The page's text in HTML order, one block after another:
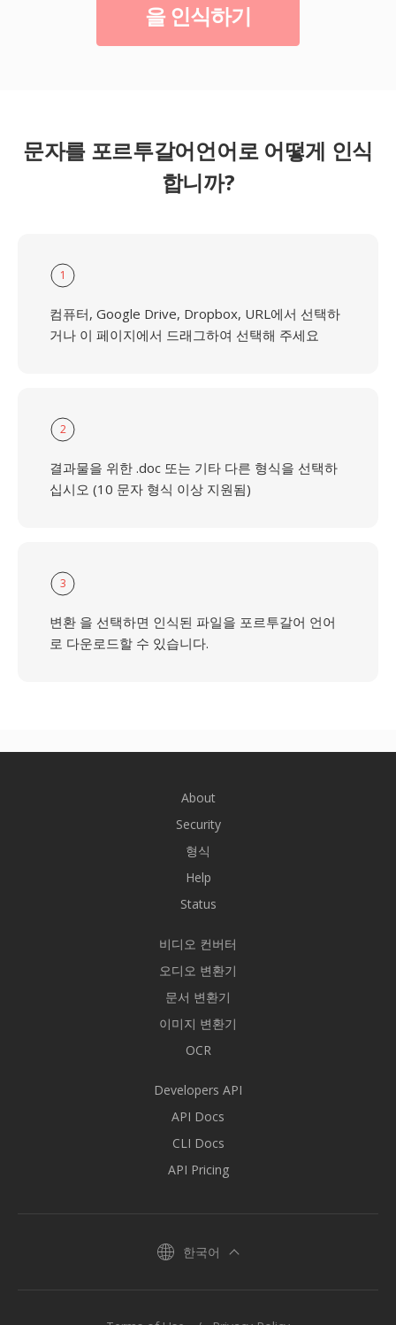
을 인식하기
문자를 포르투갈어언어로 어떻게 인식
합니까?
1
컴퓨터, Google Drive, Dropbox, URL에서 선택하
거나 이 페이지에서 드래그하여 선택해 주세요
2
결과물을 위한 .doc 또는 기타 다른 형식을 선택하
십시오 (10 문자 형식 이상 지원됨)
3
변환 을 선택하면 인식된 파일을 포르투갈어 언어
로 다운로드할 수 있습니다.
About
Security
형식
Help
Status
비디오 컨버터
오디오 변환기
문서 변환기
이미지 변환기
OCR
Developers API
API Docs
CLI Docs
API Pricing
한국어